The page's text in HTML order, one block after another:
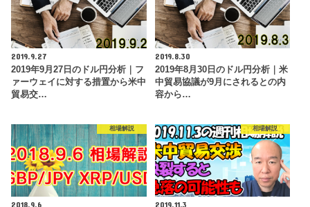
2019.9.27
2019年9月27日のドル円分析｜フ
ァーウェイに対する措置から米中
貿易交…
2019.8.30
2019年8月30日のドル円分析｜米
中貿易協議が9月にされるとの内
容から…
相場解説
2018.9.6
相場解説
2019.11.3